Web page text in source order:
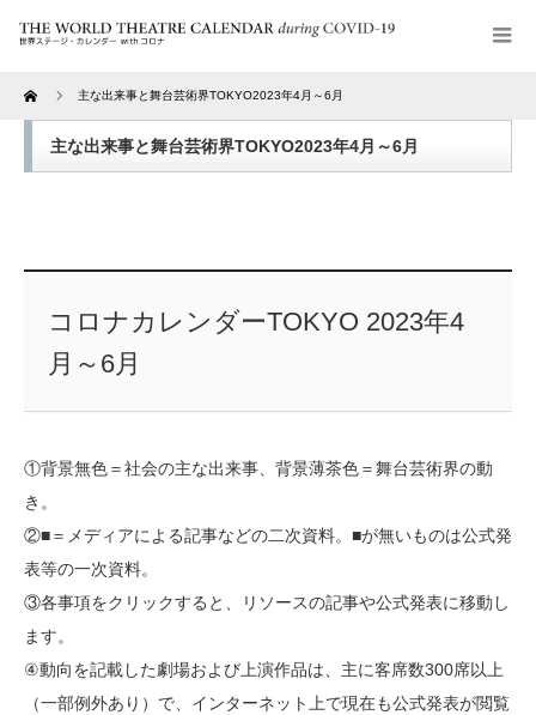
Home 主な出来事と舞台芸術界TOKYO2023年4月～6月
主な出来事と舞台芸術界TOKYO2023年4月～6月
コロナカレンダーTOKYO 2023年4
月～6月
①背景無色＝社会の主な出来事、背景薄茶色＝舞台芸術界の動
き。
②■＝メディアによる記事などの二次資料。■が無いものは公式発
表等の一次資料。
③各事項をクリックすると、リソースの記事や公式発表に移動し
ます。
④動向を記載した劇場および上演作品は、主に客席数300席以上
（一部例外あり）で、インターネット上で現在も公式発表が閲覧